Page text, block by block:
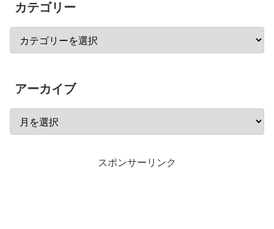
カテゴリー
アーカイブ
スポンサーリンク